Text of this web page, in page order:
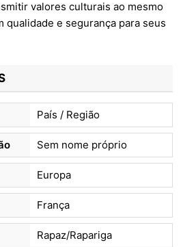
valores culturais ao mesmo
qualidade e segurança para seus
País / Região
Sem nome próprio
Europa
França
Rapaz/Rapariga